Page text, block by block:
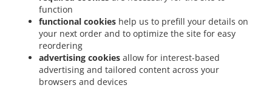
function
functional cookies help us to prefill your details on
your next order and to optimize the site for easy
reordering
advertising cookies allow for interest-based
advertising and tailored content across your
browsers and devices
บริการส่งอาหาร Bristol West End
. ไทยบริการส่งอาหาร Bristol Forestville .
อาหาร Bristol East Bristol
. ไทยบริการส่งอาหาร Bristol Chippens Hill . ไทยบริการส่ง
อาหาร Bristol Chippanee . ไทยบริการส่งอาหาร Bristol Stafford District . ไทยบริการส่ง
อาหาร Bristol Terryville .
บริการส่งอาหาร Southington
. ไทยบริการส่งอาหาร Wolcott .
Waterbury . ไทยบริการส่งอาหาร Plymouth Terryville